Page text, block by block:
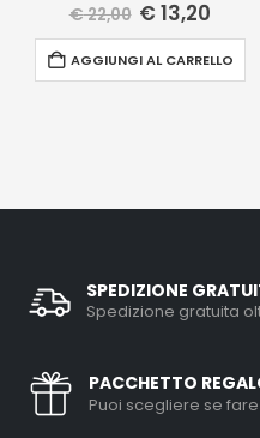
€22,00 € 13,20
AGGIUNGI AL CARRELLO
SPEDIZIONE
Spedizione gratuita
PACCHETTO
Puoi scegliere se